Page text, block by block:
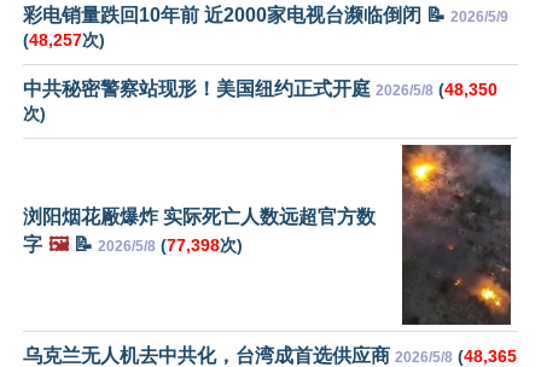
彩电销量跌回10年前 近2000家电视台濒临倒闭 📝 2026/5/9
(48,257次)
中共秘密警察站现形！美国纽约正式开庭 2026/5/8 (48,350
次)
浏阳烟花厰爆炸 实际死亡人数远超官方数
字 🖼️📝 2026/5/8 (77,398次)
乌克兰无人机去中共化，台湾成首选供应商 2026/5/8 (48,365